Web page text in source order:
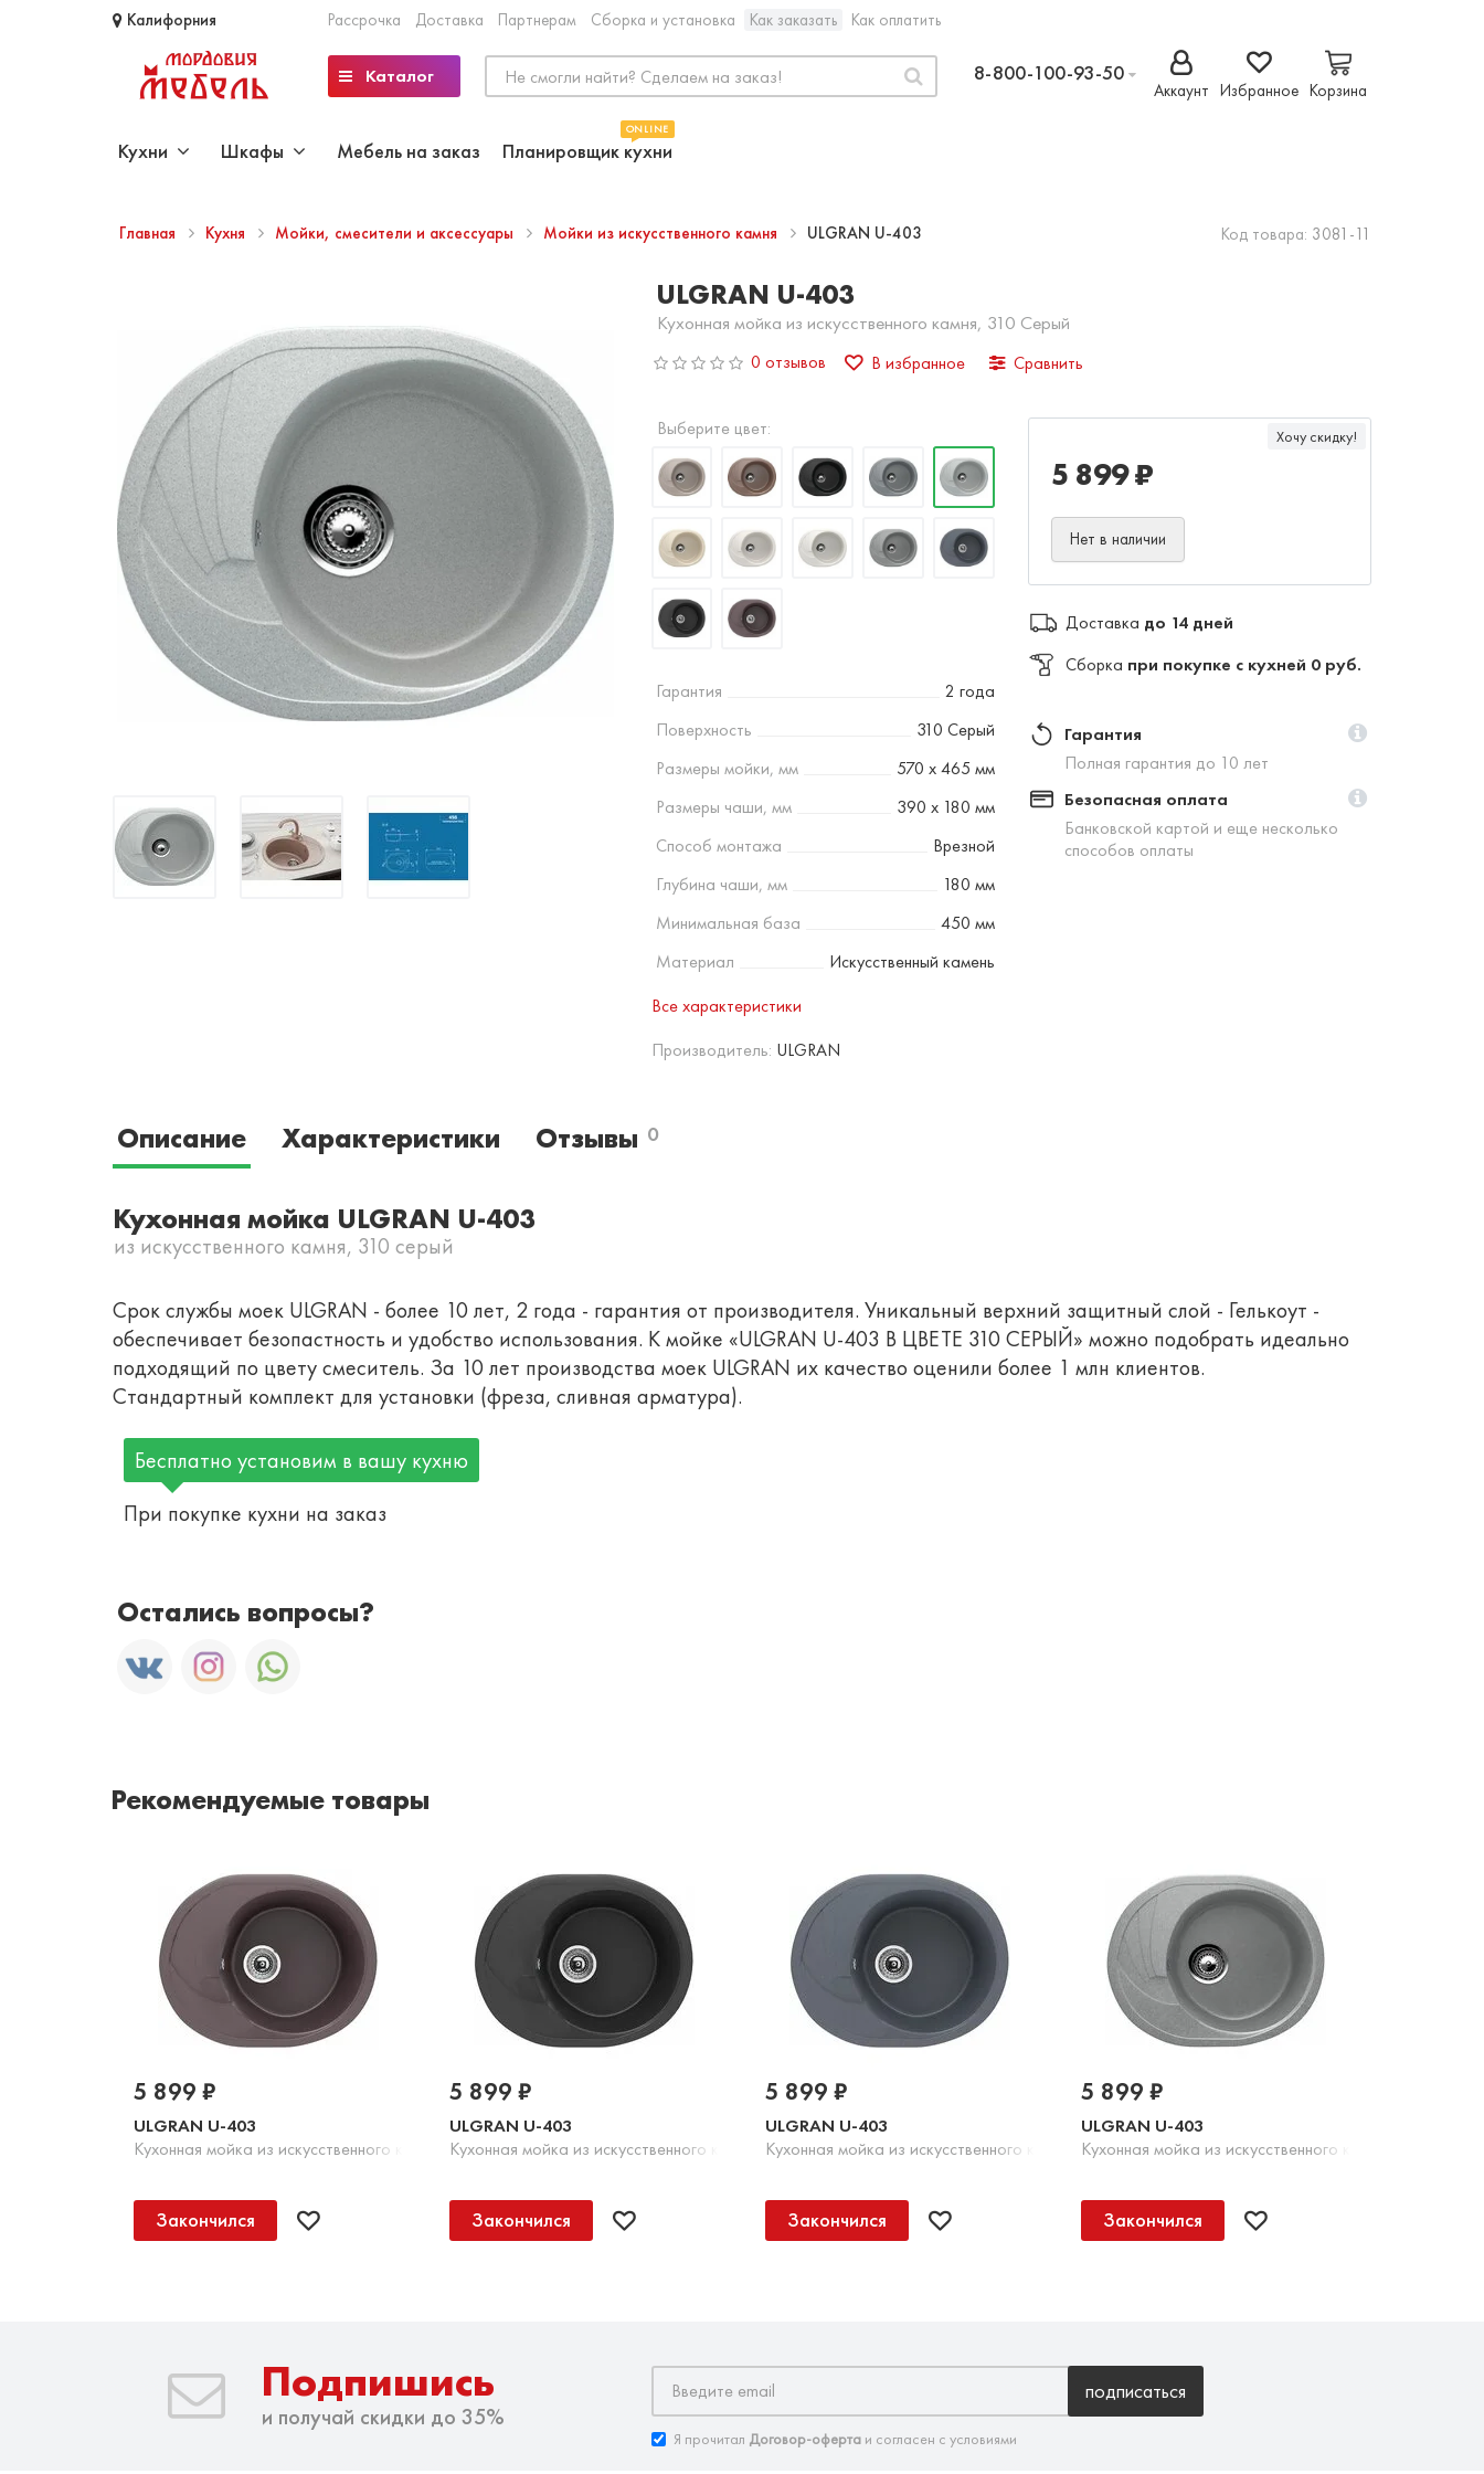
Калифорния Рассрочка Доставка Партнерам Сборка и установка Как заказать Как оплатить
Каталог 8-800-100-93-50
Аккаунт Избранное Корзина
Кухни Шкафы Мебель на заказ
ONLINE
Планировщик кухни
Главная Кухня Мойки, смесители и аксессуары Мойки из искусственного камня ULGRAN U-403 Код товара: 3081-11
ULGRAN U-403
Кухонная мойка из искусственного камня, 310 Серый
0 отзывов В избранное Сравнить
Выберите цвет:
Гарантия
2 года
Поверхность
310 Серый
Размеры мойки, мм
570 х 465 мм
Размеры чаши, мм
390 х 180 мм
Способ монтажа
Врезной
Глубина чаши, мм
180 мм
Минимальная база
450 мм
Материал
Искусственный камень
Все характеристики
Производитель: ULGRAN
Хочу скидку!
5 899 ₽
Нет в наличии
Доставка до 14 дней
Сборка при покупке с кухней 0 руб.
Гарантия
Полная гарантия до 10 лет
Безопасная оплата
Банковской картой и еще несколько
способов оплаты
Описание Характеристики Отзывы 0
Кухонная мойка ULGRAN U-403
из искусственного камня, 310 серый
Срок службы моек ULGRAN - более 10 лет, 2 года - гарантия от производителя. Уникальный верхний защитный слой - Гелькоут -
обеспечивает безопастность и удобство использования. К мойке «ULGRAN U-403 В ЦВЕТЕ 310 СЕРЫЙ» можно подобрать идеально
подходящий по цвету смеситель. За 10 лет производства моек ULGRAN их качество оценили более 1 млн клиентов.
Стандартный комплект для установки (фреза, сливная арматура).
Бесплатно установим в вашу кухню
При покупке кухни на заказ
Остались вопросы?
Рекомендуемые товары
ULGRAN U-403
Кухонная мойка из искусственного камня, 345 Шоколад
5 899 ₽
Закончился
ULGRAN U-403
Кухонная мойка из искусственного камня, 344 Ультра-черный
5 899 ₽
Закончился
ULGRAN U-403
Кухонная мойка из искусственного камня, 343 Антрацит
5 899 ₽
Закончился
ULGRAN U-403
Кухонная мойка из искусственного камня, 342
5 899 ₽
Закончился
Подпишись
и получай скидки до 35%
подписаться
Я прочитал Договор-офертаи согласен с условиями